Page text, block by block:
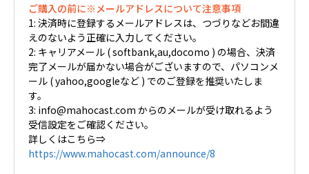
ご購入の前に※メールアドレスについて注意事項
1: 決済時に登録するメールアドレスは、つづりなどお間違
えのないよう正確に入力してください。
2: キャリアメール ( softbank,au,docomo ) の場合、決済
完了メールが届かない場合がございますので、パソコンメ
ール ( yahoo,googleなど ) でのご登録を推奨いたしま
す。
3: info@mahocast.com からのメールが受け取れるよう
受信設定をご確認ください。
詳しくはこちら⇒
https://www.mahocast.com/announce/8